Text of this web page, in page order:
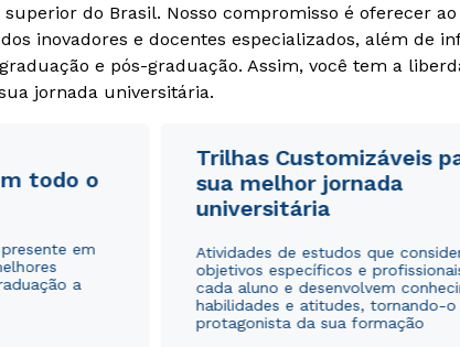
do Brasil. Nosso compromisso é oferecer
inovadores e docentes especializados, além de
e pós-graduação. Assim, você tem a
jornada universitária.
todo o
em
a
Trilhas Customizáveis
sua melhor jornada
universitária
Atividades de estudos que
objetivos específicos e
cada aluno e desenvolvem
habilidades e atitudes, tornando-o
protagonista da sua formação